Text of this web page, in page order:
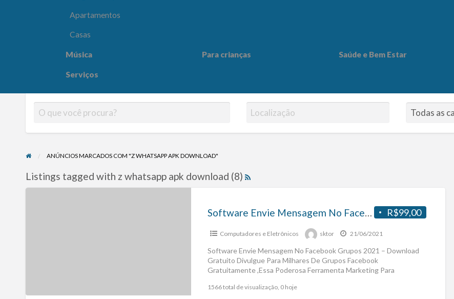
Apartamentos
Casas
Música Para crianças Saúde e Bem Estar
Serviços
ANÚNCIOS MARCADOS COM "Z WHATSAPP APK DOWNLOAD"
Listings tagged with z whatsapp apk download (8)
R$99,00
Software Envie Mensagem No Facebook Grupos 2021 – Download Gratuito
Computadores e Eletrônicos sktor 21/06/2021
Software Envie Mensagem No Facebook Grupos 2021 – Download
Gratuito Divulgue Para Milhares De Grupos Facebook
Gratuitamente ,Essa Poderosa Ferramenta Marketing Para
1566 total de visualização, 0 hoje